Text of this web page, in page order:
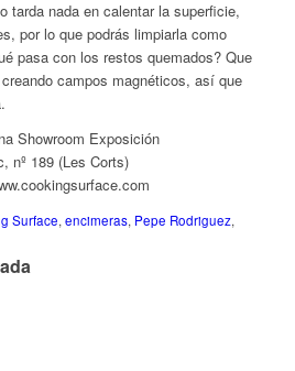
tarda nada en calentar la superficie,
por lo que podrás limpiarla como
pasa con los restos quemados? Que
campos magnéticos, así que
Showroom Exposición
nº 189 (Les Corts)
Surface, encimeras, Pepe Rodriguez,